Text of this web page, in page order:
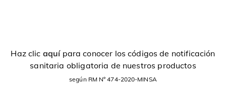
Haz clic aquípara conocer los códigos de notificación
sanitaria obligatoria de nuestros productos
según RM Nº 474-2020-MINSA